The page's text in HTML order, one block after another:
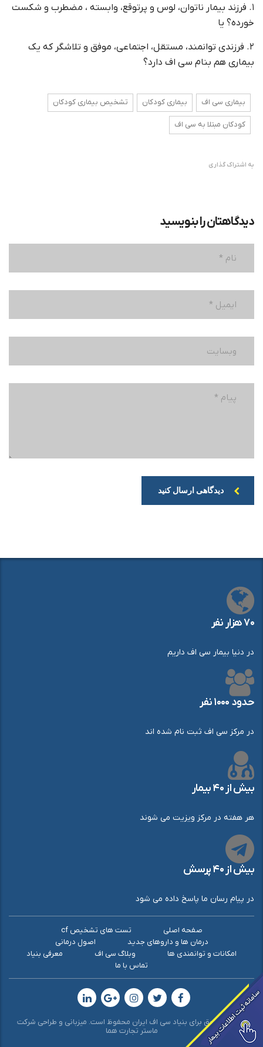
۱. فرزند بیمار ناتوان، لوس و پرتوقع، وابسته ، مضطرب و شکست
خورده؟ یا
۲. فرزندی توانمند، مستقل، اجتماعی، موفق و تلاشگر که یک
بیماری هم بنام سی اف دارد؟
بیماری سی اف بیماری کودکان تشخیص بیماری کودکان
کودکان مبتلا به سی اف
به اشتراک گذاری
دیدگاهتان را بنویسید
دیدگاهی ارسال کنید
۷۰ هزار نفر
در دنیا بیمار سی اف داریم
حدود ۱۰۰۰ نفر
در مرکز سی اف ثبت نام شده اند
بیش از ۴۰ بیمار
هر هفته در مرکز ویزیت می شوند
بیش از ۴۰ پرسش
در پیام رسان ما پاسخ داده می شود
صفحه اصلی
تست های تشخیص cf
درمان ها و داروهای جدید
اصول درمانی
امکانات و توانمندی ها
وبلاگ سی اف
معرفی بنیاد
تماس با ما
© کلیه حقوق برای بنیاد سی اف ایران محفوظ است. میزبانی و طراحی شرکت
ماستر تجارت هما